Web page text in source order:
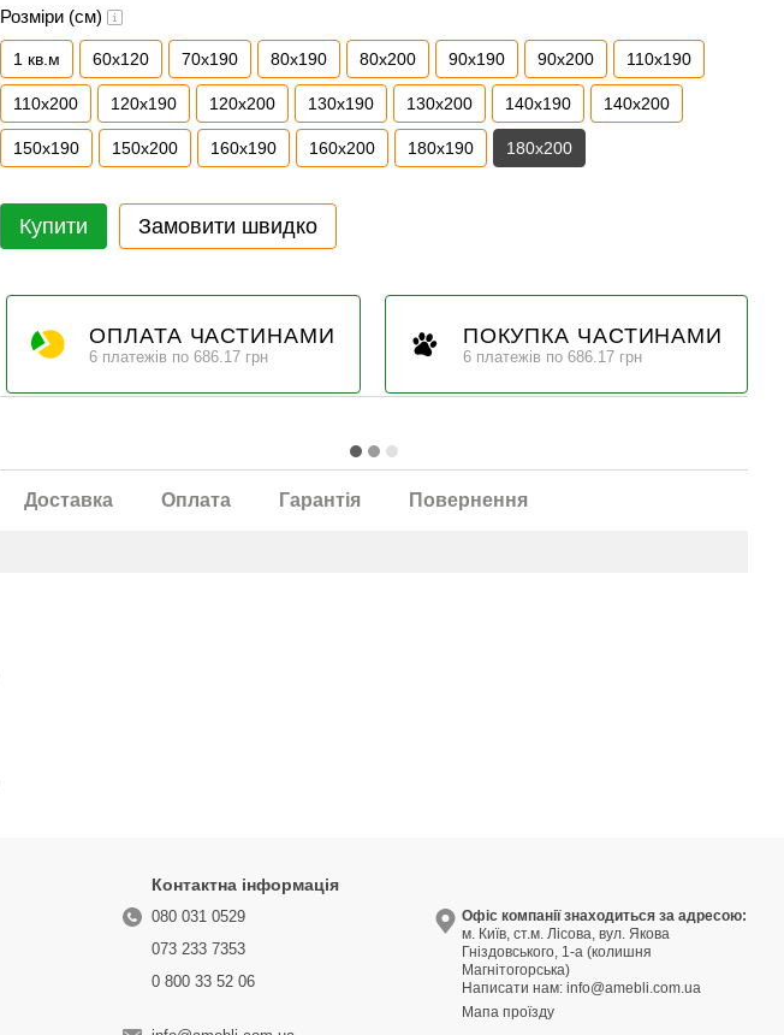
Розміри (см)
1 кв.м 60х120 70x190 80x190 80x200 90x190 90x200 110x190
110x200 120x190 120x200 130x190 130x200 140x190 140x200
150x190 150x200 160x190 160x200 180x190 180x200
Купити Замовити швидко
ОПЛАТА ЧАСТИНАМИ
6 платежів по 686.17 грн
ПОКУПКА ЧАСТИНАМИ
6 платежів по 686.17 грн
Доставка Оплата Гарантія Повернення
Контактна інформація
080 031 0529
073 233 7353
0 800 33 52 06
Офіс компанії знаходиться за адресою:
м. Київ, ст.м. Лісова, вул. Якова
Гніздовського, 1-а (колишня
Магнітогорська)
Написати нам:info@amebli.com.ua
Мапа проїзду